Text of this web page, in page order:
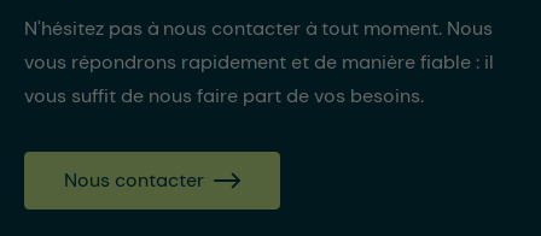
N'hésitez pas à nous contacter à tout moment. Nous
vous répondrons rapidement et de manière fiable : il
vous suffit de nous faire part de vos besoins.
Nous contacter